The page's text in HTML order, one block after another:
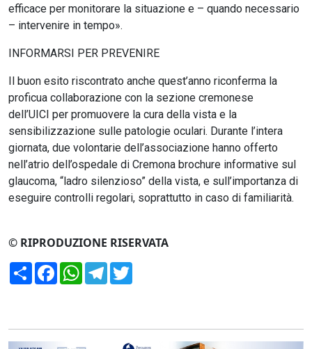
efficace per monitorare la situazione e – quando necessario
– intervenire in tempo».
INFORMARSI PER PREVENIRE
Il buon esito riscontrato anche quest’anno riconferma la
proficua collaborazione con la sezione cremonese
dell’UICI per promuovere la cura della vista e la
sensibilizzazione sulle patologie oculari. Durante l’intera
giornata, due volontarie dell’associazione hanno offerto
nell’atrio dell’ospedale di Cremona brochure informative sul
glaucoma, “ladro silenzioso” della vista, e sull’importanza di
eseguire controlli regolari, soprattutto in caso di familiarità.
© RIPRODUZIONE RISERVATA
CondividiFacebookWhatsApp
Telegram